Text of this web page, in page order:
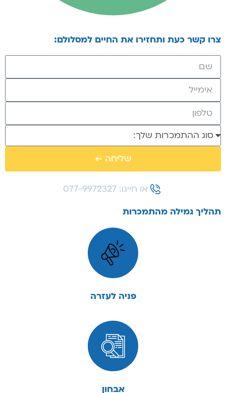
צרו קשר כעת ותחזירו את החיים למסלולם:
שליחה ←
או חייגו: 077-9972327
תהליך גמילה מהתמכרות
פניה לעזרה
אבחון